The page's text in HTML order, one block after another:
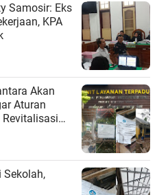
Samosir: Eks
KPA
Akan
Aturan